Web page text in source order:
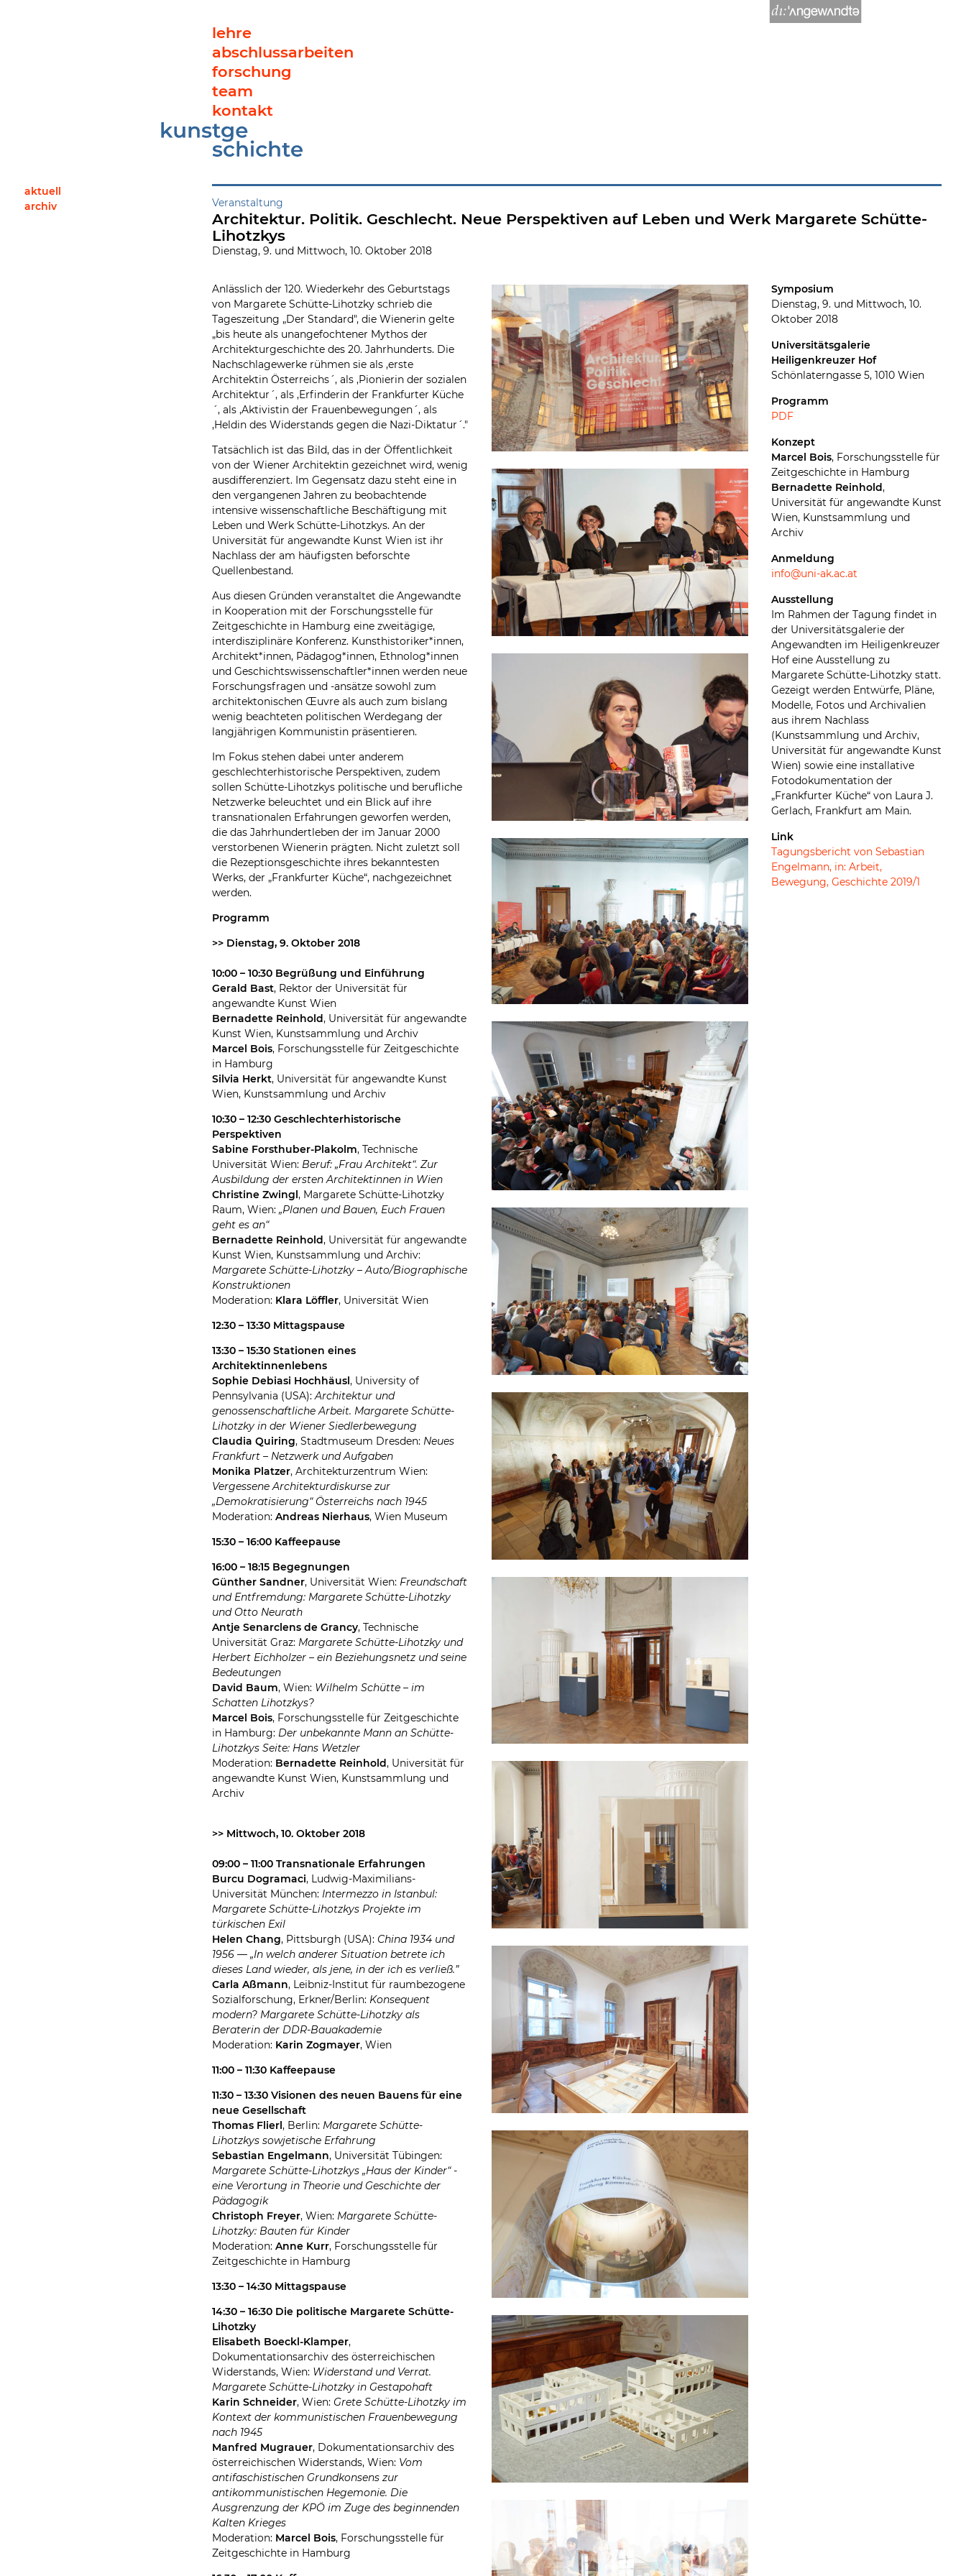
lehre
abschlussarbeiten
forschung
team
kontakt
Architektur. Politik. Geschlecht. Neue Perspektiven auf Leben und Werk Margarete Schütte-Lihotzkys
Veranstaltung
Architektur. Politik. Geschlecht. Neue Perspektiven auf Leben und Werk Margarete Schütte-
Lihotzkys
Dienstag, 9. und Mittwoch, 10. Oktober 2018
Anlässlich der 120. Wiederkehr des Geburtstags
von Margarete Schütte-Lihotzky schrieb die
Tageszeitung „Der Standard", die Wienerin gelte
„bis heute als unangefochtener Mythos der
Architekturgeschichte des 20. Jahrhunderts. Die
Nachschlagewerke rühmen sie als ‚erste
Architektin Österreichs´, als ‚Pionierin der sozialen
Architektur´, als ‚Erfinderin der Frankfurter Küche
´, als ‚Aktivistin der Frauenbewegungen´, als
‚Heldin des Widerstands gegen die Nazi-Diktatur´."
Tatsächlich ist das Bild, das in der Öffentlichkeit
von der Wiener Architektin gezeichnet wird, wenig
ausdifferenziert. Im Gegensatz dazu steht eine in
den vergangenen Jahren zu beobachtende
intensive wissenschaftliche Beschäftigung mit
Leben und Werk Schütte-Lihotzkys. An der
Universität für angewandte Kunst Wien ist ihr
Nachlass der am häufigsten beforschte
Quellenbestand.
Aus diesen Gründen veranstaltet die Angewandte
in Kooperation mit der Forschungsstelle für
Zeitgeschichte in Hamburg eine zweitägige,
interdisziplinäre Konferenz. Kunsthistoriker*innen,
Architekt*innen, Pädagog*innen, Ethnolog*innen
und Geschichtswissenschaftler*innen werden neue
Forschungsfragen und -ansätze sowohl zum
architektonischen Œuvre als auch zum bislang
wenig beachteten politischen Werdegang der
langjährigen Kommunistin präsentieren.
Im Fokus stehen dabei unter anderem
geschlechterhistorische Perspektiven, zudem
sollen Schütte-Lihotzkys politische und berufliche
Netzwerke beleuchtet und ein Blick auf ihre
transnationalen Erfahrungen geworfen werden,
die das Jahrhundertleben der im Januar 2000
verstorbenen Wienerin prägten. Nicht zuletzt soll
die Rezeptionsgeschichte ihres bekanntesten
Werks, der „Frankfurter Küche“, nachgezeichnet
werden.
Programm
>> Dienstag, 9. Oktober 2018
10:00 – 10:30 Begrüßung und Einführung
Gerald Bast, Rektor der Universität für
angewandte Kunst Wien
Bernadette Reinhold, Universität für angewandte
Kunst Wien, Kunstsammlung und Archiv
Marcel Bois, Forschungsstelle für Zeitgeschichte
in Hamburg
Silvia Herkt, Universität für angewandte Kunst
Wien, Kunstsammlung und Archiv
10:30 – 12:30 Geschlechterhistorische
Perspektiven
Sabine Forsthuber-Plakolm, Technische
Universität Wien: Beruf: „Frau Architekt“. Zur
Ausbildung der ersten Architektinnen in Wien
Christine Zwingl, Margarete Schütte-Lihotzky
Raum, Wien:„Planen und Bauen, Euch Frauen
geht es an“
Bernadette Reinhold, Universität für angewandte
Kunst Wien, Kunstsammlung und Archiv:
Margarete Schütte-Lihotzky – Auto/Biographische
Konstruktionen
Moderation: Klara Löffler, Universität Wien
12:30 – 13:30 Mittagspause
13:30 – 15:30 Stationen eines
Architektinnenlebens
Sophie Debiasi Hochhäusl, University of
Pennsylvania (USA):Architektur und
genossenschaftliche Arbeit. Margarete Schütte-
Lihotzky in der Wiener Siedlerbewegung
Claudia Quiring, Stadtmuseum Dresden: Neues
Frankfurt – Netzwerk und Aufgaben
Monika Platzer, Architekturzentrum Wien:
Vergessene Architekturdiskurse zur
„Demokratisierung“ Österreichs nach 1945
Moderation:Andreas Nierhaus, Wien Museum
15:30 – 16:00 Kaffeepause
16:00 – 18:15 Begegnungen
Günther Sandner, Universität Wien: Freundschaft
und Entfremdung: Margarete Schütte-Lihotzky
und Otto Neurath
Antje Senarclens de Grancy, Technische
Universität Graz: Margarete Schütte-Lihotzky und
Herbert Eichholzer – ein Beziehungsnetz und seine
Bedeutungen
David Baum, Wien: Wilhelm Schütte – im
Schatten Lihotzkys?
Marcel Bois, Forschungsstelle für Zeitgeschichte
in Hamburg: Der unbekannte Mann an Schütte-
Lihotzkys Seite: Hans Wetzler
Moderation: Bernadette Reinhold, Universität für
angewandte Kunst Wien, Kunstsammlung und
Archiv
>> Mittwoch, 10. Oktober 2018
09:00 – 11:00 Transnationale Erfahrungen
Burcu Dogramaci, Ludwig-Maximilians-
Universität München: Intermezzo in Istanbul:
Margarete Schütte-Lihotzkys Projekte im
türkischen Exil
Helen Chang, Pittsburgh (USA): China 1934 und
1956 — „In welch anderer Situation betrete ich
dieses Land wieder, als jene, in der ich es verließ.”
Carla Aßmann, Leibniz-Institut für raumbezogene
Sozialforschung, Erkner/Berlin: Konsequent
modern? Margarete Schütte-Lihotzky als
Beraterin der DDR-Bauakademie
Moderation: Karin Zogmayer, Wien
11:00 – 11:30 Kaffeepause
11:30 – 13:30 Visionen des neuen Bauens für eine
neue Gesellschaft
Thomas Flierl, Berlin: Margarete Schütte-
Lihotzkys sowjetische Erfahrung
Sebastian Engelmann, Universität Tübingen:
Margarete Schütte-Lihotzkys „Haus der Kinder“ -
eine Verortung in Theorie und Geschichte der
Pädagogik
Christoph Freyer, Wien: Margarete Schütte-
Lihotzky: Bauten für Kinder
Moderation:Anne Kurr, Forschungsstelle für
Zeitgeschichte in Hamburg
13:30 – 14:30 Mittagspause
14:30 – 16:30 Die politische Margarete Schütte-
Lihotzky
Elisabeth Boeckl-Klamper,
Dokumentationsarchiv des österreichischen
Widerstands, Wien: Widerstand und Verrat.
Margarete Schütte-Lihotzky in Gestapohaft
Karin Schneider, Wien: Grete Schütte-Lihotzky im
Kontext der kommunistischen Frauenbewegung
nach 1945
Manfred Mugrauer, Dokumentationsarchiv des
österreichischen Widerstands, Wien: Vom
antifaschistischen Grundkonsens zur
antikommunistischen Hegemonie. Die
Ausgrenzung der KPÖ im Zuge des beginnenden
Kalten Krieges
Moderation: Marcel Bois, Forschungsstelle für
Zeitgeschichte in Hamburg
Symposium
Dienstag, 9. und Mittwoch, 10.
Oktober 2018
Universitätsgalerie
Heiligenkreuzer Hof
Schönlaterngasse 5, 1010 Wien
Programm
PDF
Konzept
Marcel Bois, Forschungsstelle für
Zeitgeschichte in Hamburg
Bernadette Reinhold,
Universität für angewandte Kunst
Wien, Kunstsammlung und
Archiv
Anmeldung
info@uni-ak.ac.at
Ausstellung
Im Rahmen der Tagung findet in
der Universitätsgalerie der
Angewandten im Heiligenkreuzer
Hof eine Ausstellung zu
Margarete Schütte-Lihotzky statt.
Gezeigt werden Entwürfe, Pläne,
Modelle, Fotos und Archivalien
aus ihrem Nachlass
(Kunstsammlung und Archiv,
Universität für angewandte Kunst
Wien) sowie eine installative
Fotodokumentation der
„Frankfurter Küche“ von Laura J.
Gerlach, Frankfurt am Main.
Link
Tagungsbericht von Sebastian
Engelmann, in: Arbeit,
Bewegung, Geschichte 2019/1
aktuell
archiv